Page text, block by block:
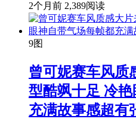
2个月前 2,389阅读
9图
曾可妮赛车风质
型酷飒十足 冷
充满故事感超有